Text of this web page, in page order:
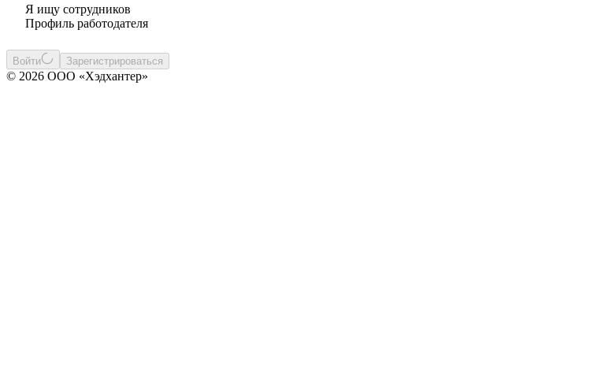
Я ищу сотрудников
Профиль работодателя
Войти Зарегистрироваться
© 2026 ООО «Хэдхантер»